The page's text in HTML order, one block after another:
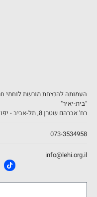
העמותה להנצחת מורשת לוחמי
"בית-יאיר"
רח' אברהם שטרן 8, תל-אביב - יפו 6608531
073-3534958
info@lehi.org.il